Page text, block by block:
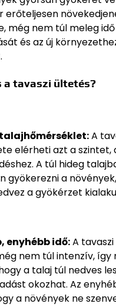
erőteljesen
még nem túl meleg
és az új
a tavaszi ültetés?
A
elérheti azt a szintet,
A túl hideg
gyökerezni a
a gyökérzet
enyhébb idő:A
nem túl intenzív, így
a talaj túl nedves
okozhat. Az
a növények ne